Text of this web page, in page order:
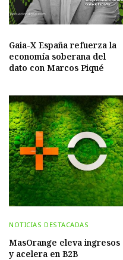
Gaia-X España refuerza la
economía soberana del
dato con Marcos Piqué
NOTICIAS DESTACADAS
MasOrange eleva ingresos
y acelera en B2B